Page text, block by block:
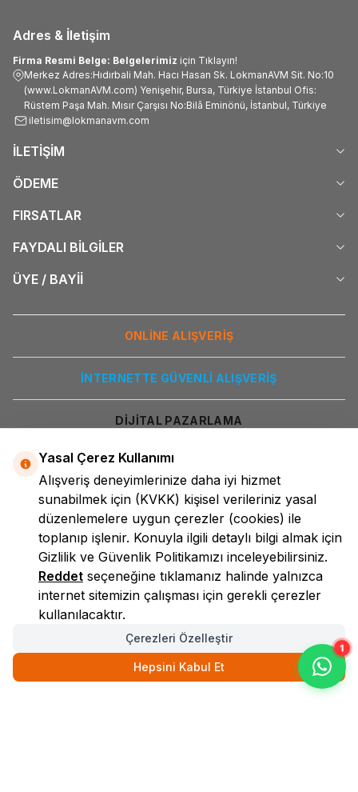
1
Adres & İletişim
Firma Resmi Belge: Belgelerimiz için Tıklayın!
Merkez Adres:Hıdırbali Mah. Hacı Hasan Sk. LokmanAVM Sit. No:10
(www.LokmanAVM.com) Yenişehir, Bursa, Türkiye İstanbul Ofis:
Rüstem Paşa Mah. Mısır Çarşısı No:Bilâ Eminönü, İstanbul, Türkiye
iletisim@lokmanavm.com
İLETİŞİM
ÖDEME
FIRSATLAR
FAYDALI BİLGİLER
ÜYE / BAYİİ
ONLİNE ALIŞVERİŞ
İNTERNETTE GÜVENLİ ALIŞVERİŞ
DİJİTAL PAZARLAMA
LokmanAVM
Yasal Çerez Kullanımı
Alışveriş deneyimlerinize daha iyi hizmet
sunabilmek için (KVKK) kişisel verileriniz yasal
düzenlemelere uygun çerezler (cookies) ile
toplanıp işlenir. Konuyla ilgili detaylı bilgi almak için
Gizlilik ve Güvenlik Politikamızı inceleyebilirsiniz.
Reddet seçeneğine tıklamanız halinde yalnızca
internet sitemizin çalışması için gerekli çerezler
kullanılacaktır.
Çerezleri Özelleştir
Hepsini Kabul Et